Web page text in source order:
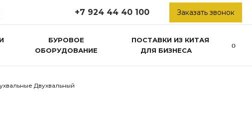
+7 924 44 40 100 Заказать звонок
БУРОВОЕ
ОБОРУДОВАНИЕ
ПОСТАВКИ ИЗ КИТАЯ
ДЛЯ БИЗНЕСА
Двухвальный